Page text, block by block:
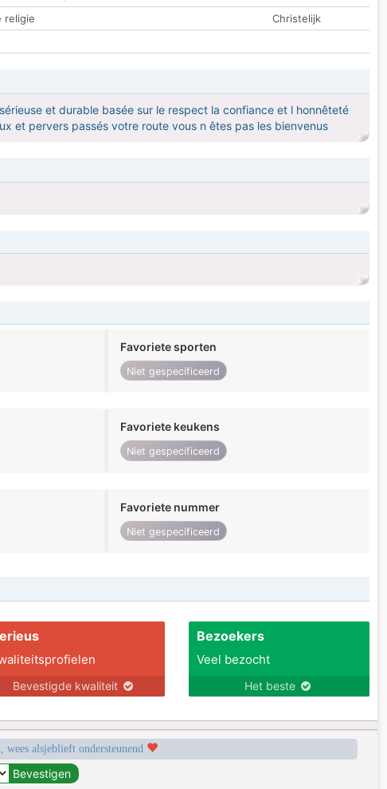
religie
Christelijk
et durable basée sur le respect la confiance et l honnêteté
et pervers passés votre route vous n êtes pas les bienvenus
Favoriete sporten
Niet gespecificeerd
Favoriete keukens
Niet gespecificeerd
Favoriete nummer
Niet gespecificeerd
Bevestigde kwaliteit
Bezoekers
Veel bezocht
Het beste
wees alsjeblieft ondersteunend